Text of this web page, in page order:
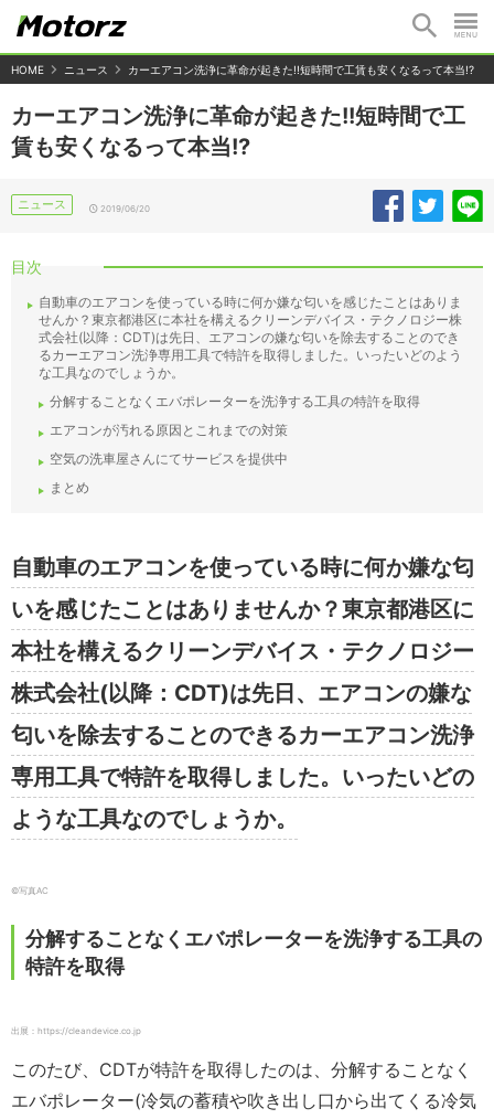
HOME ニュース カーエアコン洗浄に革命が起きた!!短時間で工賃も安くなるって本当!?
カーエアコン洗浄に革命が起きた!!短時間で工
賃も安くなるって本当!?
ニュース 2019/06/20
目次
自動車のエアコンを使っている時に何か嫌な匂いを感じたことはありま
せんか？東京都港区に本社を構えるクリーンデバイス・テクノロジー株
式会社(以降：CDT)は先日、エアコンの嫌な匂いを除去することのでき
るカーエアコン洗浄専用工具で特許を取得しました。いったいどのよう
な工具なのでしょうか。
分解することなくエバポレーターを洗浄する工具の特許を取得
エアコンが汚れる原因とこれまでの対策
空気の洗車屋さんにてサービスを提供中
まとめ
自動車のエアコンを使っている時に何か嫌な匂
いを感じたことはありませんか？東京都港区に
本社を構えるクリーンデバイス・テクノロジー
株式会社(以降：CDT)は先日、エアコンの嫌な
匂いを除去することのできるカーエアコン洗浄
専用工具で特許を取得しました。いったいどの
ような工具なのでしょうか。
©︎写真AC
分解することなくエバポレーターを洗浄する工具の
特許を取得
出展：https://cleandevice.co.jp
このたび、CDTが特許を取得したのは、分解することなく
エバポレーター(冷気の蓄積や吹き出し口から出てくる冷気